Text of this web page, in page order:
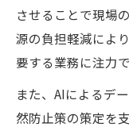
現場効率化
警備現場
技術
安全監視
警備業務
させることで現場
源の負担軽減によ
要する業務に注力で
また、AIによるデ
然防止策の策定を